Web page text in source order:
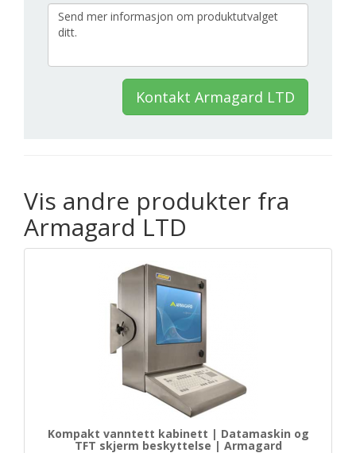
Kontakt Armagard LTD
Vis andre produkter fra
Armagard LTD
Kompakt vanntett kabinett | Datamaskin og
TFT skjerm beskyttelse | Armagard